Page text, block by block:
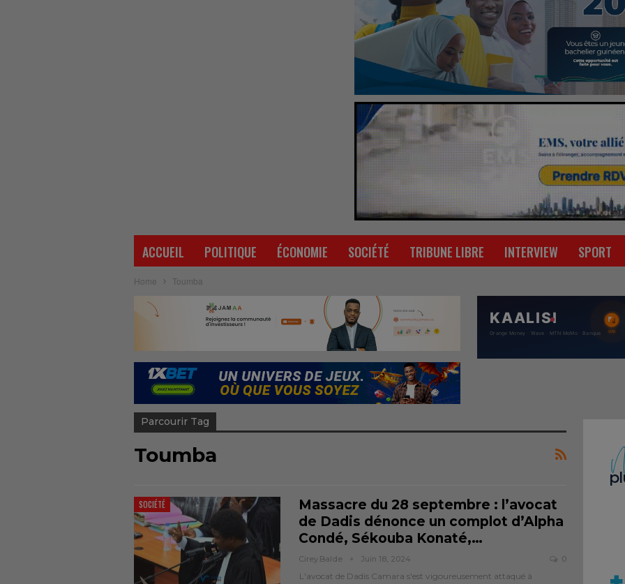
ACCUEIL POLITIQUE ÉCONOMIE SOCIÉTÉ TRIBUNE LIBRE INTERVIEW SPORT
Home Toumba
Parcourir Tag
Toumba
SOCIÉTÉ
Massacre du 28 septembre : l’avocat
de Dadis dénonce un complot d’Alpha
Condé, Sékouba Konaté,…
Cirey.balde Juin 18, 2024 0
L'avocat de Dadis Camara s'est vigoureusement attaqué à